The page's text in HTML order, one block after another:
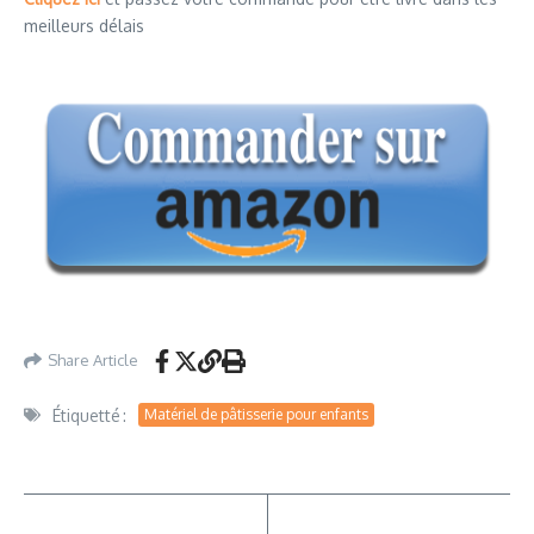
meilleurs délais
Share Article
Étiquetté : Matériel de pâtisserie pour enfants